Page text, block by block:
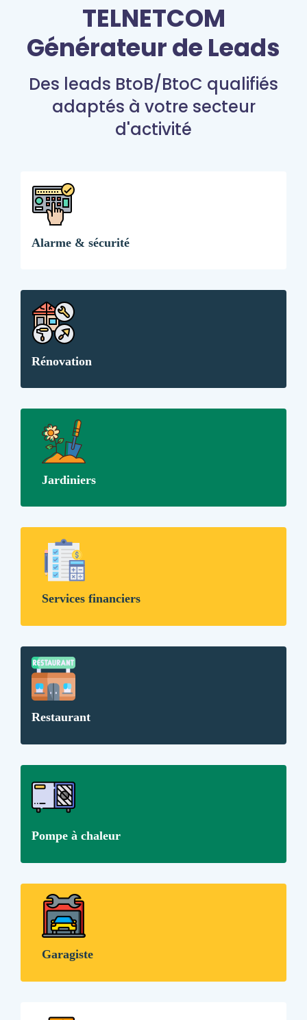
TELNETCOM
Générateur de Leads
Des leads BtoB/BtoC qualifiés
adaptés à votre secteur
d'activité
Alarme & sécurité
Rénovation
Jardiniers
Services financiers
Restaurant
Pompe à chaleur
Garagiste